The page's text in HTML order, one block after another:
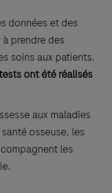
données et des
prendre des
soins aux patients.
ont été réalisés
aux maladies
osseuse, les
les